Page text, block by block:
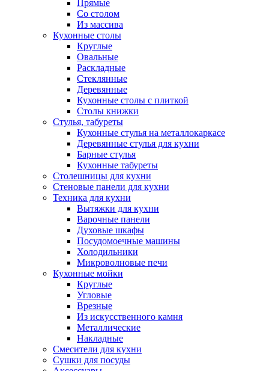
Прямые
Со столом
Из массива
Кухонные столы
Круглые
Овальные
Раскладные
Стеклянные
Деревянные
Кухонные столы с плиткой
Столы книжки
Стулья, табуреты
Кухонные стулья на металлокаркасе
Деревянные стулья для кухни
Барные стулья
Кухонные табуреты
Столешницы для кухни
Стеновые панели для кухни
Техника для кухни
Вытяжки для кухни
Варочные панели
Духовые шкафы
Посудомоечные машины
Холодильники
Микроволновые печи
Кухонные мойки
Круглые
Угловые
Врезные
Из искусственного камня
Металлические
Накладные
Смесители для кухни
Сушки для посуды